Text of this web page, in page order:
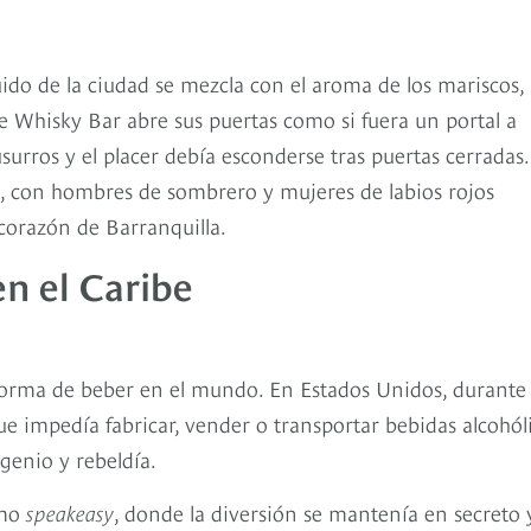
de la ciudad se mezcla con el aroma de los
Bar abre sus puertas como si fuera un portal a
y el placer debía esconderse tras puertas
hombres de sombrero y mujeres de labios rojos
de Barranquilla.
el Caribe
de beber en el mundo. En Estados Unidos, durante
impedía fabricar, vender o transportar bebidas
y rebeldía.
speakeasy, donde la diversión se mantenía en secreto